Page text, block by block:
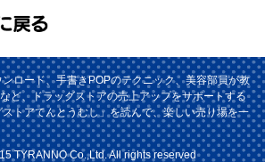
ロード、手書きPOPのテクニック、美容部員が教
ど、ドラッグストアの売上アップをサポートする
トアてんとうむし」を読んで、楽しい売り場を一
TYRANNO Co.,Ltd. All rights reserved